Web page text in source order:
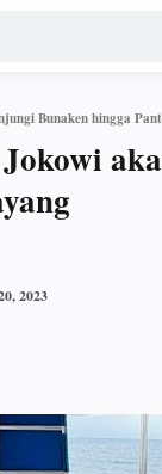
Bunaken hingga